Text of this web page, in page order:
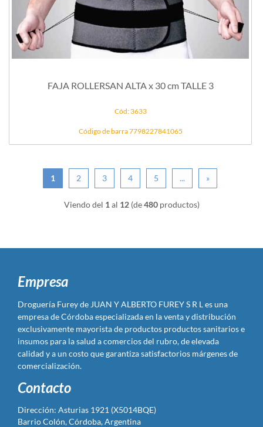
FAJA ROLLERSAN ALTA x 30 cm TALLE 3
Cód: 3633
Código de barra 7798227841065
1 2 3 4 5 ... »
Viendo del 1 al 12(de480productos)
Empresa
Droguería Furey de JUAN Y ALBERTO FUREY S R L es una
empresa de Córdoba especializada en la venta y distribución
exclusivamente mayorista de productos productos sanitarios e
insumos para la salud a comercios del rubro, de elevada
calidad y a un costo que garantiza satisfactorios márgenes de
comercialización.
Contacto
Dirección: Asturias 1921 (X5014BQE)
Barrio Colón, Córdoba, Argentina